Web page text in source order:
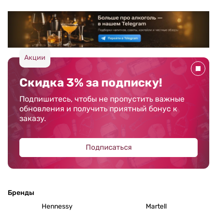
Акции
Скидка 3% за подписку!
Подпишитесь, чтобы не пропустить важные
обновления и получить приятный бонус к
заказу.
Подписаться
Бренды
Hennessy
Martell